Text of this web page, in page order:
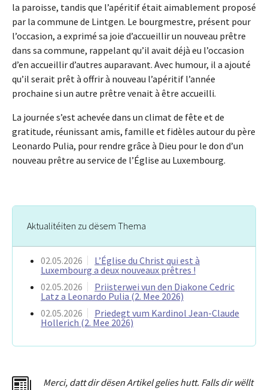
la paroisse, tandis que l’apéritif était aimablement proposé
par la commune de Lintgen. Le bourgmestre, présent pour
l’occasion, a exprimé sa joie d’accueillir un nouveau prêtre
dans sa commune, rappelant qu’il avait déjà eu l’occasion
d’en accueillir d’autres auparavant. Avec humour, il a ajouté
qu’il serait prêt à offrir à nouveau l’apéritif l’année
prochaine si un autre prêtre venait à être accueilli.
La journée s’est achevée dans un climat de fête et de
gratitude, réunissant amis, famille et fidèles autour du père
Leonardo Pulia, pour rendre grâce à Dieu pour le don d’un
nouveau prêtre au service de l’Église au Luxembourg.
Aktualitéiten zu dësem Thema
02.05.2026
L’Église du Christ qui est à
Luxembourg a deux nouveaux prêtres !
02.05.2026
Priisterwei vun den Diakone Cedric
Latz a Leonardo Pulia (2. Mee 2026)
02.05.2026
Priedegt vum Kardinol Jean-Claude
Hollerich (2. Mee 2026)
Merci, dattdir dësen Artikel gelies hutt. Falls dir wëllt